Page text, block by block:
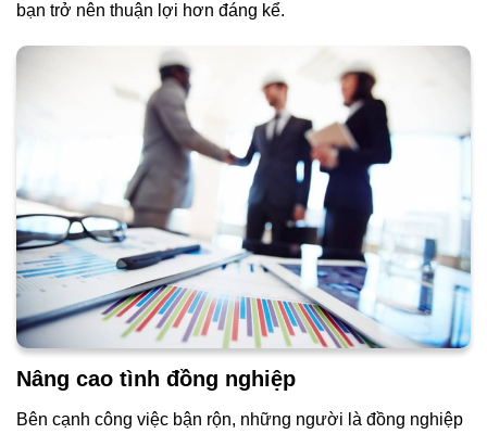
bạn trở nên thuận lợi hơn đáng kể.
Nâng cao tình đồng nghiệp
Bên cạnh công việc bận rộn, những người là đồng nghiệp